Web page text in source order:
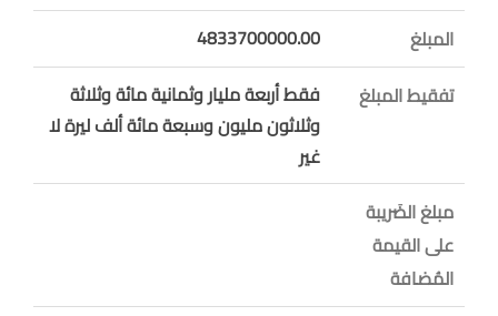
المبلغ
4833700000.00
تفقيط المبلغ
فقط أربعة مليار وثمانية مائة وثلاثة
وثلاثون مليون وسبعة مائة ألف ليرة لا
غير
مبلغ الضَريبة
على القيمة
المُضافة